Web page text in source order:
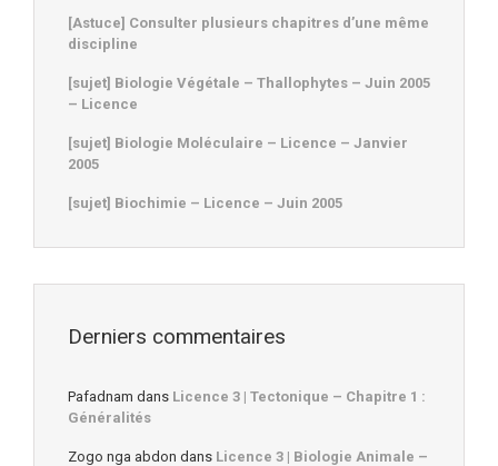
[Astuce] Consulter plusieurs chapitres d’une même
discipline
[sujet] Biologie Végétale – Thallophytes – Juin 2005
– Licence
[sujet] Biologie Moléculaire – Licence – Janvier
2005
[sujet] Biochimie – Licence – Juin 2005
Derniers commentaires
Pafadnam dans Licence 3 | Tectonique – Chapitre 1 :
Généralités
Zogo nga abdon dans Licence 3 | Biologie Animale –